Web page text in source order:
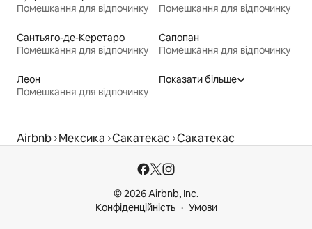
Помешкання для відпочинку
Помешкання для відпочинку
Сантьяго-де-Керетаро
Помешкання для відпочинку
Сапопан
Помешкання для відпочинку
Леон
Помешкання для відпочинку
Показати більше
Airbnb Мексика Сакатекас Сакатекас
© 2026 Airbnb, Inc.
Конфіденційність
Умови